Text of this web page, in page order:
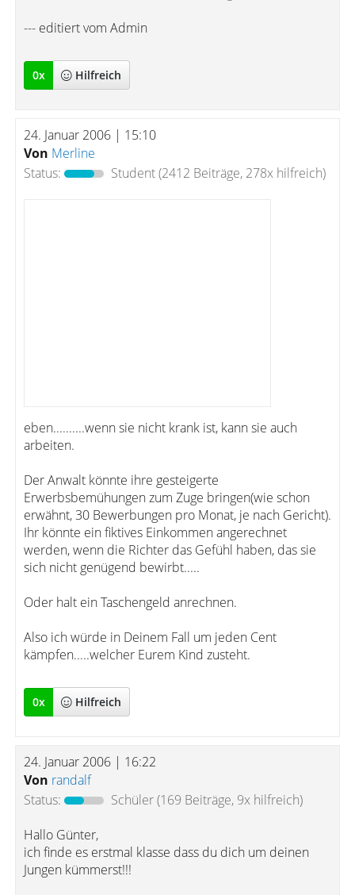
--- editiert vom Admin
0x Hilfreich
24. Januar 2006 | 15:10
Von Merline
Status:
Student(2412 Beiträge, 278x hilfreich)
eben..........wenn sie nicht krank ist, kann sie auch
arbeiten.
Der Anwalt könnte ihre gesteigerte
Erwerbsbemühungen zum Zuge bringen(wie schon
erwähnt, 30 Bewerbungen pro Monat, je nach Gericht).
Ihr könnte ein fiktives Einkommen angerechnet
werden, wenn die Richter das Gefühl haben, das sie
sich nicht genügend bewirbt.....
Oder halt ein Taschengeld anrechnen.
Also ich würde in Deinem Fall um jeden Cent
kämpfen.....welcher Eurem Kind zusteht.
0x Hilfreich
24. Januar 2006 | 16:22
Von randalf
Status:
Schüler(169 Beiträge, 9x hilfreich)
Hallo Günter,
ich finde es erstmal klasse dass du dich um deinen
Jungen kümmerst!!!